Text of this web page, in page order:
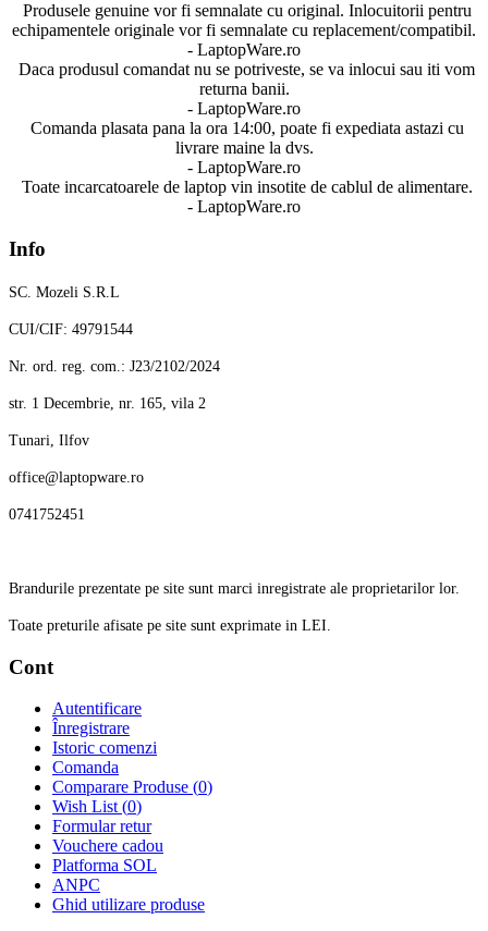
Produsele genuine vor fi semnalate cu original. Inlocuitorii pentru
echipamentele originale vor fi semnalate cu replacement/compatibil.
- LaptopWare.ro
Daca produsul comandat nu se potriveste, se va inlocui sau iti vom
returna banii.
- LaptopWare.ro
Comanda plasata pana la ora 14:00, poate fi expediata astazi cu
livrare maine la dvs.
- LaptopWare.ro
Toate incarcatoarele de laptop vin insotite de cablul de alimentare.
- LaptopWare.ro
Info
SC. Mozeli S.R.L
CUI/CIF: 49791544
Nr. ord. reg. com.: J23/2102/2024
str. 1 Decembrie, nr. 165, vila 2
Tunari, Ilfov
office@laptopware.ro
0741752451
Brandurile prezentate pe site sunt marci inregistrate ale proprietarilor lor.
Toate preturile afisate pe site sunt exprimate in LEI.
Cont
Autentificare
Înregistrare
Istoric comenzi
Comanda
Comparare Produse (0)
Wish List (0)
Formular retur
Vouchere cadou
Platforma SOL
ANPC
Ghid utilizare produse